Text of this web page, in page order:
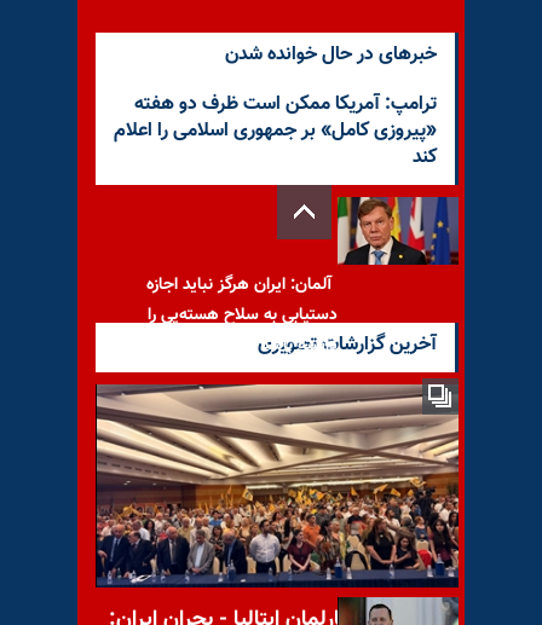
خبرهای در حال خوانده شدن
ترامپ: آمریکا ممکن است ظرف دو هفته
«پیروزی کامل» بر جمهوری اسلامی را اعلام
کند
آلمان: ایران هرگز نباید اجازه
دستیابی به سلاح هسته‌یی را
داشته باشد
تجمع مردم تهران در پارک
دانشجو به‌مناسبت روز جهانی
کارگر
آخرین گزارشات تصویری